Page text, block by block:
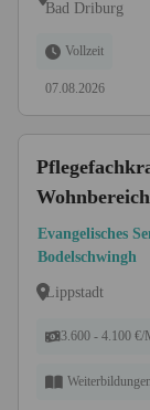
Bad Driburg
Vollzeit
07.08.2026
Evangelisches
Bodelschwingh
Lippstadt
3.600 - 4.100 €/